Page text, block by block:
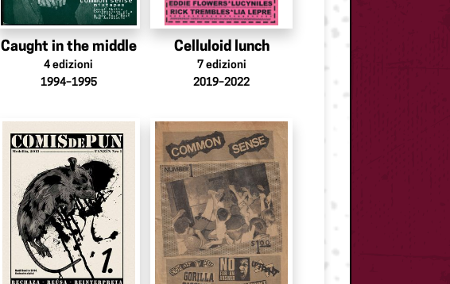
Caught in the middle
4 edizioni
1994–1995
Celluloid lunch
7 edizioni
2019–2022